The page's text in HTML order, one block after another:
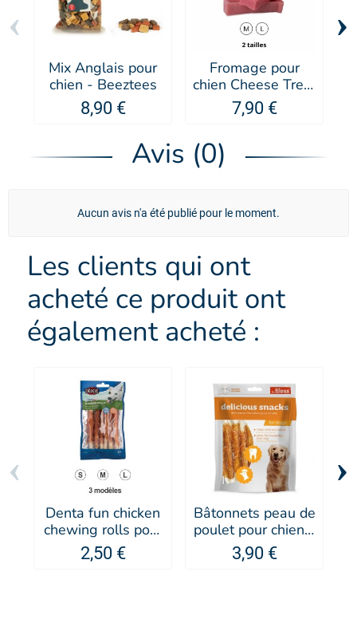
Mix Anglais pour
chien - Beeztees
8,90 €
Fromage pour
chien Cheese Treat
Fraise - Doogy
7,90 €
‹ ›
Avis (0)
Aucun avis n'a été publié pour le moment.
Les clients qui ont
acheté ce produit ont
également acheté :
Denta fun chicken
chewing rolls pour
chien - Trixie
2,50 €
Bâtonnets peau de
poulet pour chien -
Les Filous
3,90 €
‹ ›